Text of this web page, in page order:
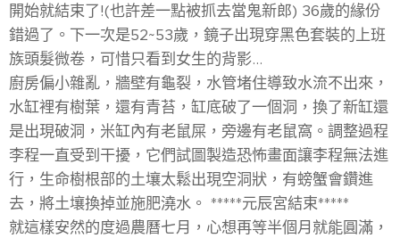
開始就結束了!(也許差一點被抓去當鬼新郎) 36歲的緣份
錯過了。下一次是52~53歲，鏡子出現穿黑色套裝的上班
族頭髮微卷，可惜只看到女生的背影...
廚房偏小雜亂，牆壁有龜裂，水管堵住導致水流不出來，
水缸裡有樹葉，還有青苔，缸底破了一個洞，換了新缸還
是出現破洞，米缸內有老鼠屎，旁邊有老鼠窩。調整過程
李程一直受到干擾，它們試圖製造恐怖畫面讓李程無法進
行，生命樹根部的土壤太鬆出現空洞狀，有螃蟹會鑽進
去，將土壤換掉並施肥澆水。 *****元辰宮結束*****
就這樣安然的度過農曆七月，心想再等半個月就能圓滿，